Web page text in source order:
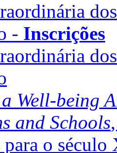
- Inscrições
Well-being
and Schools
para o